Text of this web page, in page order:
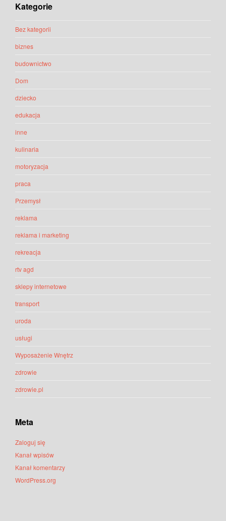
Kategorie
Bez kategorii
biznes
budownictwo
Dom
dziecko
edukacja
inne
kulinaria
motoryzacja
praca
Przemysł
reklama
reklama i marketing
rekreacja
rtv agd
sklepy internetowe
transport
uroda
usługi
Wyposażenie Wnętrz
zdrowie
zdrowie.pl
Meta
Zaloguj się
Kanał wpisów
Kanał komentarzy
WordPress.org